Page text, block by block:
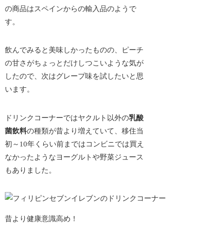
の商品はスペインからの輸入品のようで
す。
飲んでみると美味しかったものの、ピーチ
の甘さがちょっとだけしつこいような気が
したので、次はグレープ味を試したいと思
います。
ドリンクコーナーではヤクルト以外の乳酸
菌飲料の種類が昔より増えていて、移住当
初～10年くらい前まではコンビニでは買え
なかったようなヨーグルトや野菜ジュース
もありました。
昔より健康意識高め！